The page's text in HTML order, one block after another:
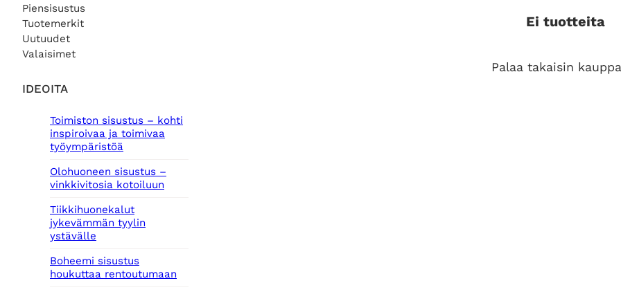
Piensisustus
Tuotemerkit
Uutuudet
Valaisimet
IDEOITA
Toimiston sisustus – kohti
inspiroivaa ja toimivaa
työympäristöä
Olohuoneen sisustus –
vinkkivitosia kotoiluun
Tiikkihuonekalut
jykevämmän tyylin
ystävälle
Boheemi sisustus
houkuttaa rentoutumaan
Ei tuotteita
Palaa takaisin